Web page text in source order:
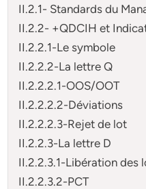
II.2.1- Standards du
II.2.2- +QDCIH et
II.2.2.1-Le symbole
II.2.2.2-La lettre Q
II.2.2.2.1-OOS/OOT
II.2.2.2.2-Déviations
II.2.2.2.3-Rejet de lot
II.2.2.3-La lettre D
II.2.2.3.1-Libération des
II.2.2.3.2-PCT